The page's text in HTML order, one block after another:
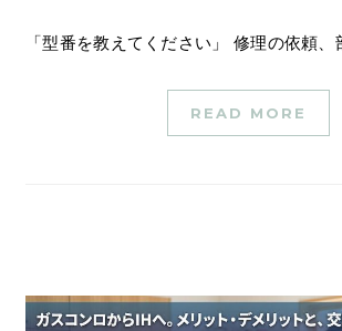
「型番を教えてください」 修理の依頼
READ MORE